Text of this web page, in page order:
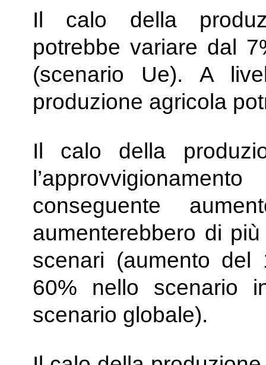
Il calo della
potrebbe variare dal
(scenario Ue). A
produzione agricola
Il calo della
conseguente
aumenterebbero di
scenari (aumento
60% nello scenario
scenario globale).